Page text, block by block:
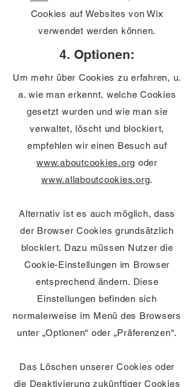
Cookies auf Websites von Wix
verwendet werden können.
4. Optionen:
Um mehr über Cookies zu erfahren, u.
a. wie man erkennt, welche Cookies
gesetzt wurden und wie man sie
verwaltet, löscht und blockiert,
empfehlen wir einen Besuch auf
www.aboutcookies.org oder
www.allaboutcookies.org.
Alternativ ist es auch möglich, dass
der Browser Cookies grundsätzlich
blockiert. Dazu müssen Nutzer die
Cookie-Einstellungen im Browser
entsprechend ändern. Diese
Einstellungen befinden sich
normalerweise im Menü des Browsers
unter „Optionen“ oder „Präferenzen“.
Das Löschen unserer Cookies oder
die Deaktivierung zukünftiger Cookies